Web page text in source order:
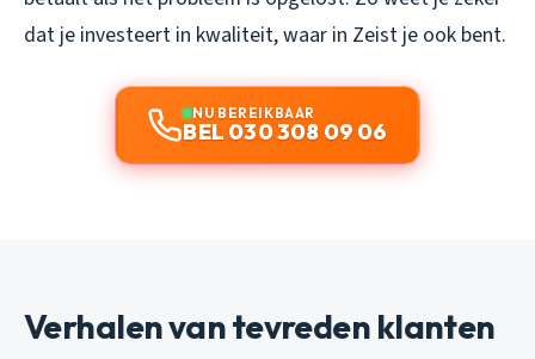
dat je investeert in kwaliteit, waar in Zeist je ook bent.
NU BEREIKBAAR
BEL 030 308 09 06
Verhalen van tevreden klanten